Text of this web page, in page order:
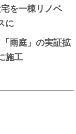
を一棟リノベ
に
雨庭」の実証拡
施工